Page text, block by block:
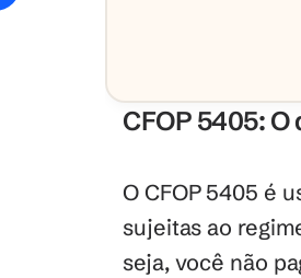
CFOP 5405:
O CFOP 5405 é
sujeitas ao
seja, você não